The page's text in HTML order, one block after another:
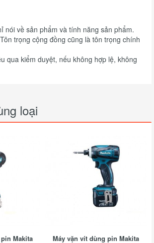
nói về sản phẩm và tính năng sản phẩm.
trọng cộng đồng cũng là tôn trọng chính
qua kiểm duyệt, nếu không hợp lệ, không
loại
Makita
Máy vặn vít dùng pin Makita